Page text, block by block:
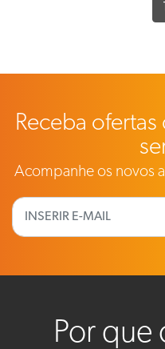
Receba ofertas
Acompanhe os novos
Por que